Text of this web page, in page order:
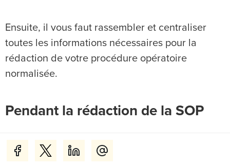
Ensuite, il vous faut rassembler et centraliser
toutes les informations nécessaires pour la
rédaction de votre procédure opératoire
normalisée.
Pendant la rédaction de la SOP
d’une SOP sont les suivantes :